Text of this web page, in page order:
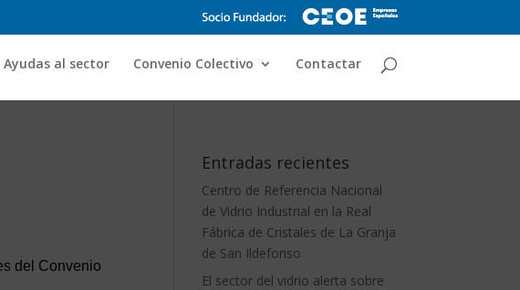
Ayudas al sector Convenio Colectivo Contactar
del Convenio
Entradas recientes
Centro de Referencia Nacional
de Vidrio Industrial en la Real
Fábrica de Cristales de La Granja
de San Ildefonso
El sector del vidrio alerta sobre